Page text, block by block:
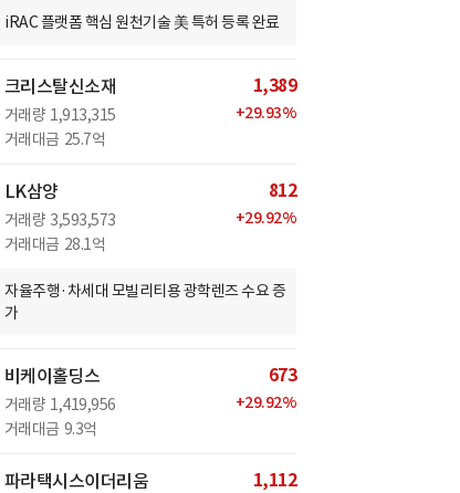
iRAC 플랫폼 핵심 원천기술 美 특허 등록 완료
크리스탈신소재
거래량 1,913,315
거래대금 25.7억
1,389
+29.93%
LK삼양
거래량 3,593,573
거래대금 28.1억
812
+29.92%
자율주행·차세대 모빌리티용 광학렌즈 수요 증
가
비케이홀딩스
거래량 1,419,956
거래대금 9.3억
673
+29.92%
파라택시스이더리움 1,112